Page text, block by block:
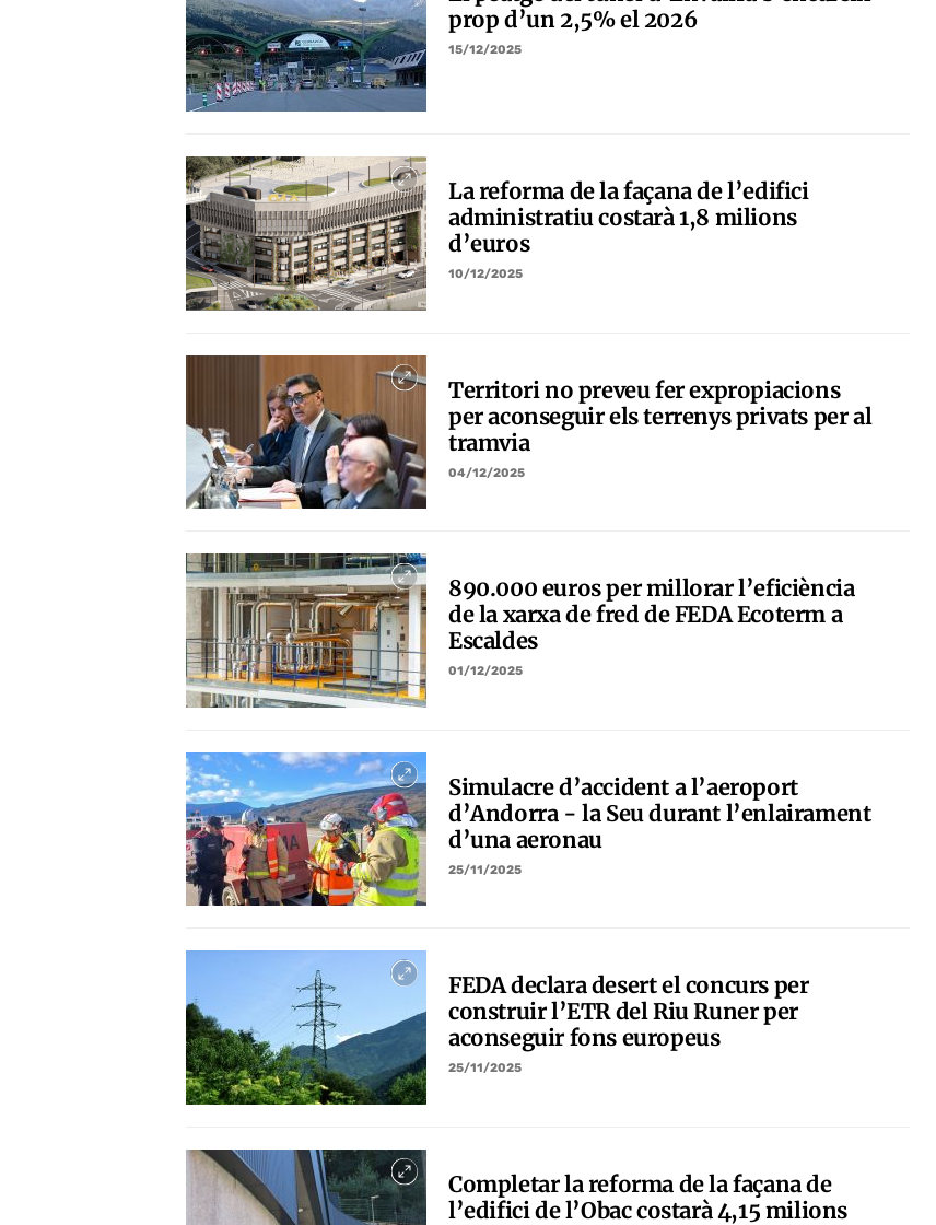
prop d’un 2,5% el 2026
15/12/2025
La reforma de la façana de l’edifici
administratiu costarà 1,8 milions
d’euros
10/12/2025
Territori no preveu fer expropiacions
per aconseguir els terrenys privats per al
tramvia
04/12/2025
890.000 euros per millorar l’eficiència
de la xarxa de fred de FEDA Ecoterm a
Escaldes
01/12/2025
Simulacre d’accident a l’aeroport
d’Andorra - la Seu durant l’enlairament
d’una aeronau
25/11/2025
FEDA declara desert el concurs per
construir l’ETR del Riu Runer per
aconseguir fons europeus
25/11/2025
Completar la reforma de la façana de
l’edifici de l’Obac costarà 4,15 milions